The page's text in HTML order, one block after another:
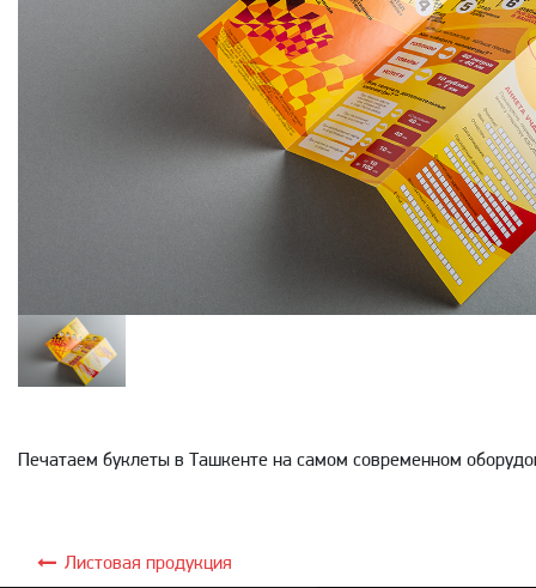
Печатаем буклеты в Ташкенте на самом современном
Листовая продукция